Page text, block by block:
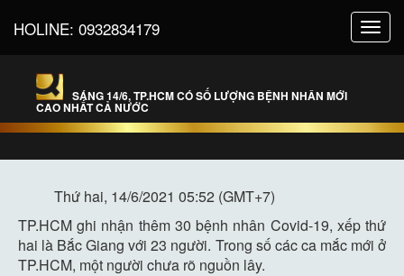
HOLINE: 0932834179
SÁNG 14/6, TP.HCM CÓ SỐ LƯỢNG BỆNH NHÂN MỚI
CAO NHẤT CẢ NƯỚC
Thứ hai, 14/6/2021 05:52 (GMT+7)
TP.HCM ghi nhận thêm 30 bệnh nhân Covid-19, xếp thứ
hai là Bắc Giang với 23 người. Trong số các ca mắc mới ở
TP.HCM, một người chưa rõ nguồn lây.